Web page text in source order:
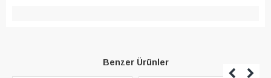
Benzer Ürünler